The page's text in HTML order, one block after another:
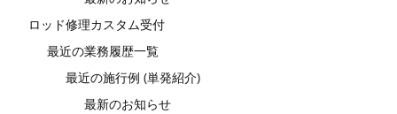
ロッド修理カスタム受付
最近の業務履歴一覧
最近の施行例 (単発紹介)
最新のお知らせ